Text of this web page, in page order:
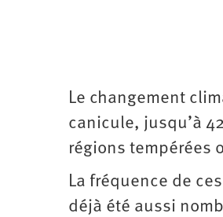
Le changement
canicule, jusqu’à
régions tempérées
La fréquence de
déjà été aussi